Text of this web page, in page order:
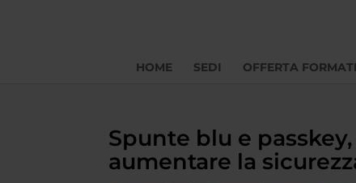
HOME SEDI OFFERTA
Spunte blu e
aumentare la